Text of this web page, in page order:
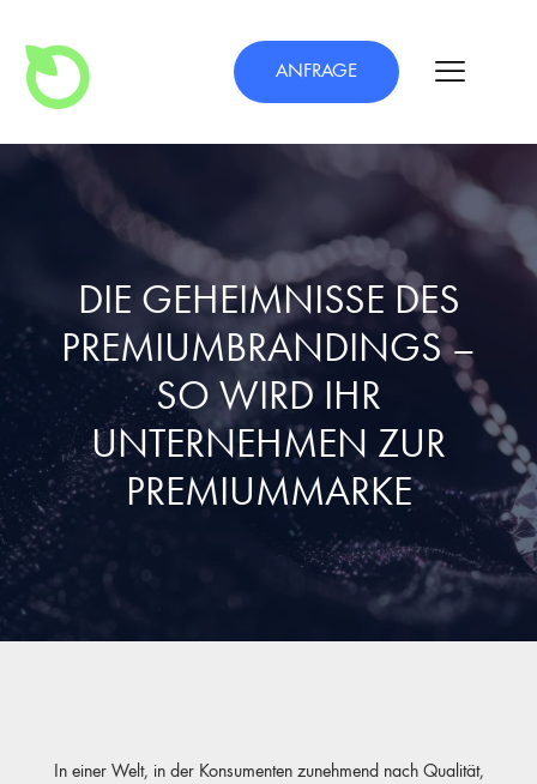
ANFRAGE
DIE GEHEIMNISSE DES
PREMIUMBRANDINGS –
SO WIRD IHR
UNTERNEHMEN ZUR
PREMIUMMARKE
In einer Welt, in der Konsumenten zunehmend nach Qualität,